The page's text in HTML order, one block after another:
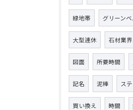
緑地帯 グリーンベ
大型連休 石材業界
図面 所要時間
記名 泥棒 ス
買い換え 時間